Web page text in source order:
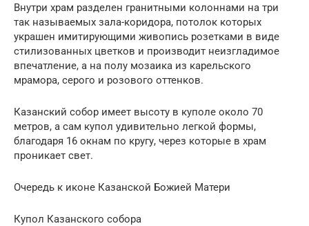
Внутри храм разделен гранитными колоннами на три
так называемых зала-коридора, потолок которых
украшен имитирующими живопись розетками в виде
стилизованных цветков и производит неизгладимое
впечатление, а на полу мозаика из карельского
мрамора, серого и розового оттенков.
Казанский собор имеет высоту в куполе около 70
метров, а сам купол удивительно легкой формы,
благодаря 16 окнам по кругу, через которые в храм
проникает свет.
Очередь к иконе Казанской Божией Матери
Купол Казанского собора